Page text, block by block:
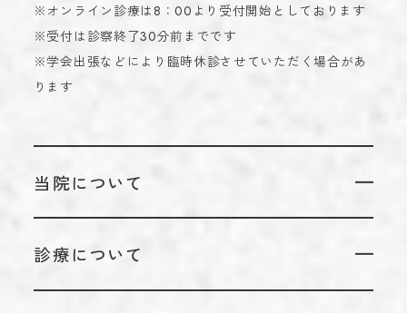
※オンライン診療は8：00より受付開始としております
※受付は診察終了30分前までです
※学会出張などにより臨時休診させていただく場合があ
ります
当院について
代表のあいさつ
診療について